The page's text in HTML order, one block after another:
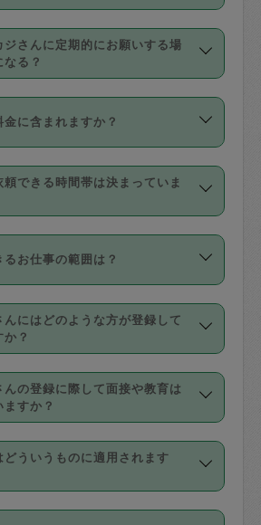
下回っても、値引き等はござ
んの価格設定には最初は制限
ビュー件数、レビューの平均
除々に設定可能な最高額が上
仕組みになっています。
はクレジットカード（Visa／
／AMERICAN EXPRESS／
）のみとなります。
ご入力ください。プロフィー
はご入力いただかなくても大
ード・プリペイドカード（Vプ
など）は支払にはご利
現金払いも対応していませ
カジさんの交通費も、依頼料
と合わせてお支払いとなりま
示されます。
ジさんに定期的にお願いする場
る？
スポット」と「定期（毎週｜
あり、「定期」の依頼は「ス
りお得な料金でご利用できま
利用回数は設けていない代わ
数を超えたキャンセルは有償
定期の場合は３回以上のキャ
償（1200円、隔週定期の場合
のキャンセルが有償（1200
に含まれますか？
頼料金とは別途発生し、依頼
求と合わせてお支払いとなり
費の金額は「依頼の詳細」に
頼できる時間帯は決まっていま
類あります。いずれも１回あ
です。
時～１２時
時～１６時
時～２１時
２時間前後変更することが可
頼送信後、個別にタスカジさ
ージを送り調整してくださ
、２時間を越えての調整はで
お仕事の範囲は？
収納、洗濯、買い物、料理、
す。タスカジさんによってで
範囲が異なりますので、依頼
スカジさんのプロフィールで
ださい。
高所での作業や危険作業、屋
は対象外です。
んにはどのような方が登録して
？
長年の家事経験をお持ちの
・調理師といった資格者で保
の給食やレストランで料理関
に従事されていた方、日本で
スキーパーや英語の先生とし
しているフィリピン出身の
んの登録に際して面接や教育は
すか？
、各自事務局との面接と説明
ます。その後、身分証明書の
していただいています。外国
どういうものに適用されます
スカジさんとの間でタスカジ